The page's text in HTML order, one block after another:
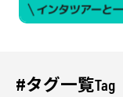
Tag
#タグ一覧